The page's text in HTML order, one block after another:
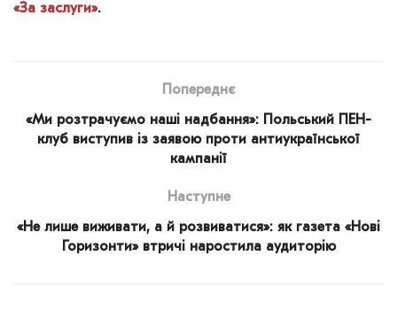
«За заслуги».
Попереднє
«Ми розтрачуємо наші надбання»: Польський ПЕН-
клуб виступив із заявою проти антиукраїнської
кампанії
Наступне
«Не лише виживати, а й розвиватися»: як газета «Нові
Горизонти» втричі наростила аудиторію